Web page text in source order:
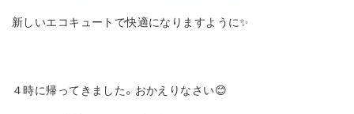
新しいエコキュートで快適になりますように✨
４時に帰ってきました。おかえりなさい😊